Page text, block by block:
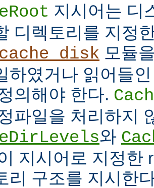
지시어는 디
디렉토리를 지정
모듈
하였거나 읽어들
의해야 한다.
파일을 처리하지
와
지시어로 지정한
리 구조를 지시한